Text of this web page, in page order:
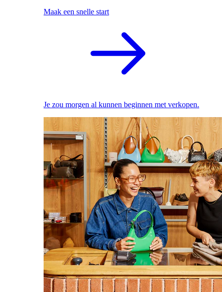
Maak een snelle start
Je zou morgen al kunnen beginnen met verkopen.